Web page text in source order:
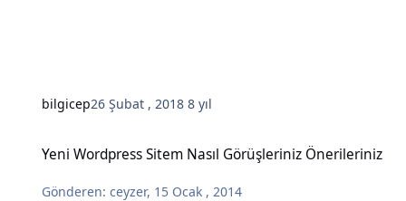
bilgicep26 Şubat , 20188 yıl
Yeni Wordpress Sitem Nasıl Görüşleriniz Önerileriniz
Gönderen:ceyzer, 15 Ocak , 2014